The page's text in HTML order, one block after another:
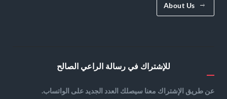
About Us
للإشتراك في رسالة الراعي الصالح
عن طريق الإشتراك معنا سيصلك العدد الجديد على الواتساب.